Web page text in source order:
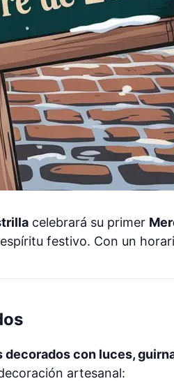
celebrará su primer
festivo. Con un
decorados con luces,
artesanal: